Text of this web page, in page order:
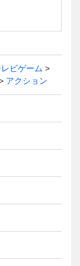
レビゲーム
アクション